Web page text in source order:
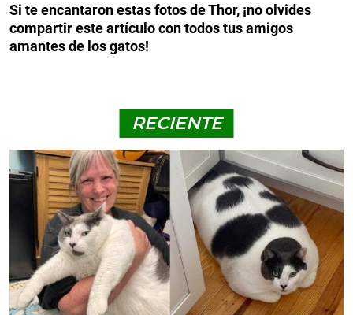
Si te encantaron estas fotos de Thor, ¡no olvides
compartir este artículo con todos tus amigos
amantes de los gatos!
RECIENTE